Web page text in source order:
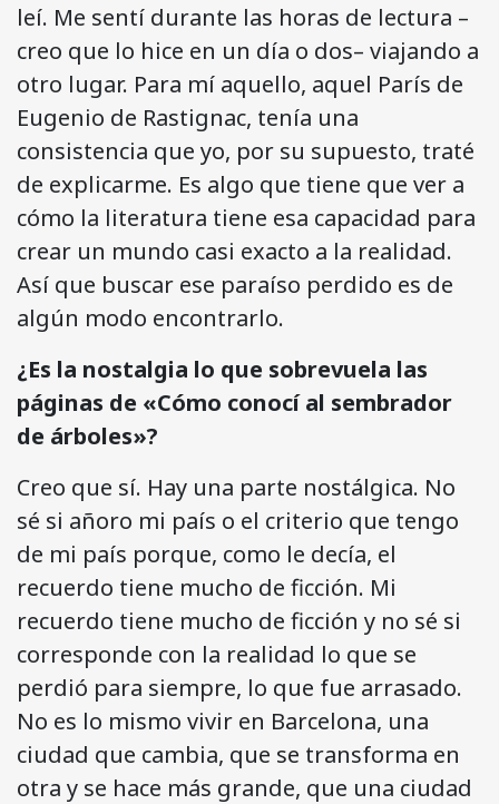
leí. Me sentí durante las horas de lectura –
creo que lo hice en un día o dos– viajando a
otro lugar. Para mí aquello, aquel París de
Eugenio de Rastignac, tenía una
consistencia que yo, por su supuesto, traté
de explicarme. Es algo que tiene que ver a
cómo la literatura tiene esa capacidad para
crear un mundo casi exacto a la realidad.
Así que buscar ese paraíso perdido es de
algún modo encontrarlo.
¿Es la nostalgia lo que sobrevuela las
páginas de «Cómo conocí al sembrador
de árboles»?
Creo que sí. Hay una parte nostálgica. No
sé si añoro mi país o el criterio que tengo
de mi país porque, como le decía, el
recuerdo tiene mucho de ficción. Mi
recuerdo tiene mucho de ficción y no sé si
corresponde con la realidad lo que se
perdió para siempre, lo que fue arrasado.
No es lo mismo vivir en Barcelona, una
ciudad que cambia, que se transforma en
otra y se hace más grande, que una ciudad